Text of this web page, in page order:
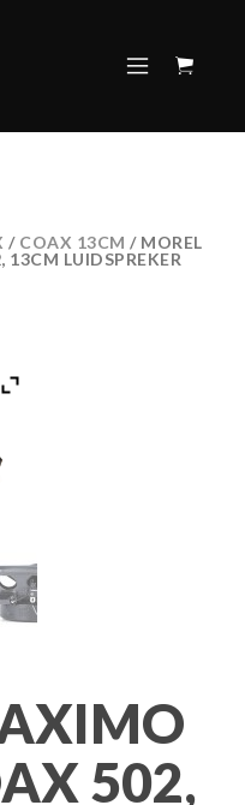
/ COAX 13CM / MOREL
LUIDSPREKER
502,